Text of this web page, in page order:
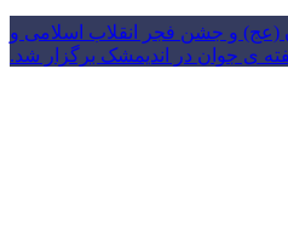
و جشن فجر انقلاب اسلامی و
ی جوان در اندیمشک برگزار شد.